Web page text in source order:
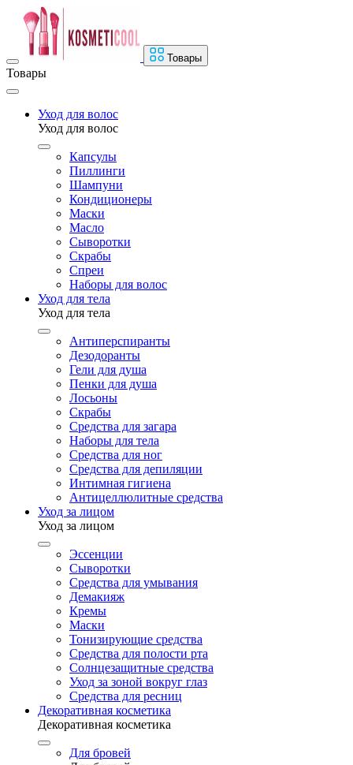
Товары
Товары
Уход для волос
Уход для волос
Капсулы
Пиллинги
Шампуни
Кондиционеры
Маски
Масло
Сыворотки
Скрабы
Спреи
Наборы для волос
Уход для тела
Уход для тела
Антиперспиранты
Дезодоранты
Гели для душа
Пенки для душа
Лосьоны
Скрабы
Средства для загара
Наборы для тела
Средства для ног
Средства для депиляции
Интимная гигиена
Антицеллюлитные средства
Уход за лицом
Уход за лицом
Эссенции
Сыворотки
Средства для умывания
Демакияж
Кремы
Маски
Тонизирующие средства
Средства для полости рта
Солнцезащитные средства
Уход за зоной вокруг глаз
Средства для ресниц
Декоративная косметика
Декоративная косметика
Для бровей